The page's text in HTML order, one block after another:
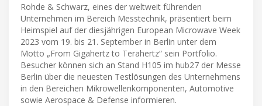
Rohde & Schwarz, eines der weltweit führenden
Unternehmen im Bereich Messtechnik, präsentiert beim
Heimspiel auf der diesjährigen European Microwave Week
2023 vom 19. bis 21. September in Berlin unter dem
Motto „From Gigahertz to Terahertz“ sein Portfolio.
Besucher können sich an Stand H105 im hub27 der Messe
Berlin über die neuesten Testlösungen des Unternehmens
in den Bereichen Mikrowellenkomponenten, Automotive
sowie Aerospace & Defense informieren.